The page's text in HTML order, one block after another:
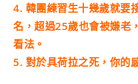
4. 韓團練習生十幾歲就要
名，超過25歲也會被嫌老
看法。
5. 對於具荷拉之死，你的